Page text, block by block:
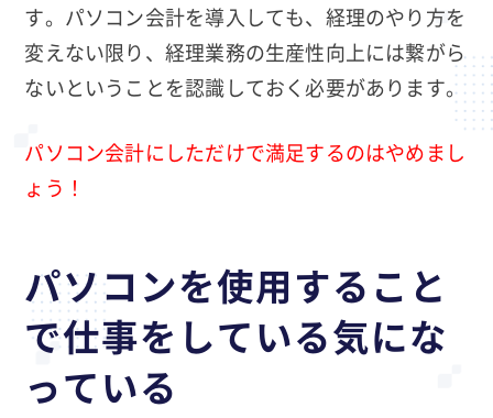
す。パソコン会計を導入しても、経理のやり方を
変えない限り、経理業務の生産性向上には繋がら
ないということを認識しておく必要があります。
パソコン会計にしただけで満足するのはやめまし
ょう！
パソコンを使用すること
で仕事をしている気にな
っている